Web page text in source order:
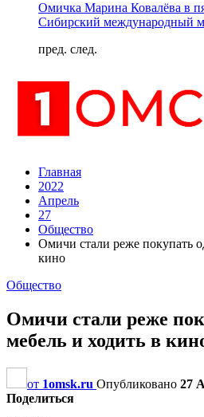
Омичка Марина Ковалёва в
Сибирский международный
пред. след.
Главная
2022
Апрель
27
Общество
Омичи стали реже покупать
кино
Общество
Омичи стали реже
мебель и ходить в
от 1omsk.ru Опубликовано 27
Поделиться